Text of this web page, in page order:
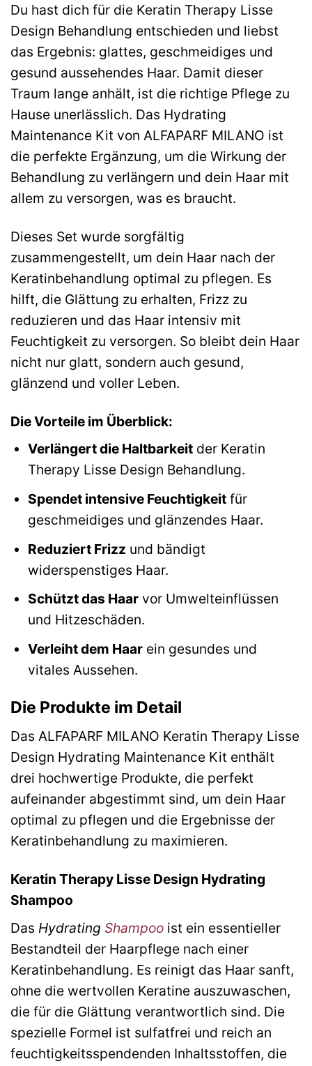
Du hast dich für die Keratin Therapy Lisse
Design Behandlung entschieden und liebst
das Ergebnis: glattes, geschmeidiges und
gesund aussehendes Haar. Damit dieser
Traum lange anhält, ist die richtige Pflege zu
Hause unerlässlich. Das Hydrating
Maintenance Kit von ALFAPARF MILANO ist
die perfekte Ergänzung, um die Wirkung der
Behandlung zu verlängern und dein Haar mit
allem zu versorgen, was es braucht.
Dieses Set wurde sorgfältig
zusammengestellt, um dein Haar nach der
Keratinbehandlung optimal zu pflegen. Es
hilft, die Glättung zu erhalten, Frizz zu
reduzieren und das Haar intensiv mit
Feuchtigkeit zu versorgen. So bleibt dein Haar
nicht nur glatt, sondern auch gesund,
glänzend und voller Leben.
Die Vorteile im Überblick:
Verlängert die Haltbarkeitder Keratin
Therapy Lisse Design Behandlung.
Spendet intensive Feuchtigkeitfür
geschmeidiges und glänzendes Haar.
Reduziert Frizz und bändigt
widerspenstiges Haar.
Schützt das Haarvor Umwelteinflüssen
und Hitzeschäden.
Verleiht dem Haarein gesundes und
vitales Aussehen.
Die Produkte im Detail
Das ALFAPARF MILANO Keratin Therapy Lisse
Design Hydrating Maintenance Kit enthält
drei hochwertige Produkte, die perfekt
aufeinander abgestimmt sind, um dein Haar
optimal zu pflegen und die Ergebnisse der
Keratinbehandlung zu maximieren.
Keratin Therapy Lisse Design Hydrating
Shampoo
Das Hydrating Shampoo ist ein essentieller
Bestandteil der Haarpflege nach einer
Keratinbehandlung. Es reinigt das Haar sanft,
ohne die wertvollen Keratine auszuwaschen,
die für die Glättung verantwortlich sind. Die
spezielle Formel ist sulfatfrei und reich an
feuchtigkeitsspendenden Inhaltsstoffen, die